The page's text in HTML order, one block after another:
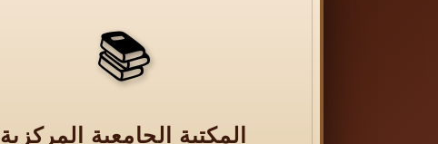
📚
المكتبة الجامعية المركزية